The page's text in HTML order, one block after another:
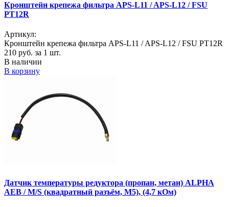
Кронштейн крепежа фильтра APS-L11 / APS-L12 / FSU
PT12R
Артикул:
Кронштейн крепежа фильтра APS-L11 / APS-L12 / FSU PT12R
210 руб. за 1 шт.
В наличии
В корзину
Датчик температуры редуктора (пропан, метан) ALPHA
AEB / M/S (квадратный разъём, M5), (4,7 кОм)